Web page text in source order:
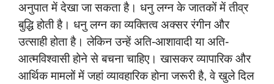
अनुपात में देखा जा सकता है। धनु लग्न के जातकों में तीव्र
बुद्धि होती है। धनु लग्न का व्यक्तित्व अक्सर रंगीन और
उत्साही होता है। लेकिन उन्हें अति-आशावादी या अति-
आत्मविश्वासी होने से बचना चाहिए। खासकर व्यापारिक और
आर्थिक मामलों में जहां व्यावहारिक होना जरूरी है, वे खुले दिल